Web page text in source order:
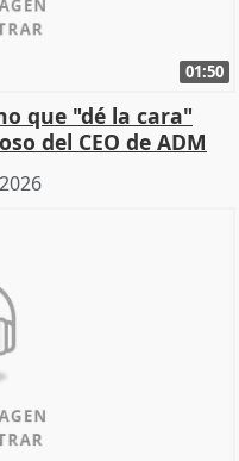
01:50
que "dé la cara"
del CEO de ADM